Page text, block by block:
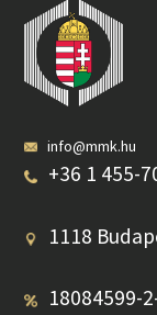
info@mmk.hu
+36 1 455-
1118
18084599-